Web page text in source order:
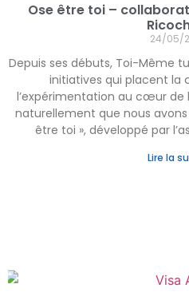
Ose être toi –
24/05/
Depuis ses débuts, Toi-Même
initiatives qui placent la
l’expérimentation au cœur de
naturellement que nous
être toi », développé par
Lire la